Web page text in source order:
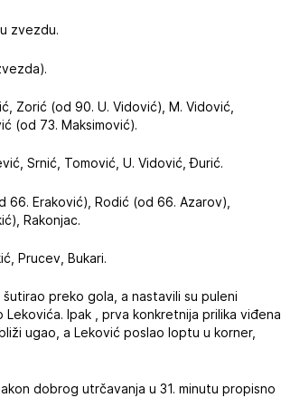
zvezdu.
Zorić (od 90. U. Vidović), M. Vidović,
(od 73. Maksimović).
Srnić, Tomović, U. Vidović, Đurić.
66. Eraković), Rodić (od 66. Azarov),
Rakonjac.
Prucev, Bukari.
preko gola, a nastavili su puleni
Ipak , prva konkretnija prilika viđena
ugao, a Leković poslao loptu u korner,
dobrog utrčavanja u 31. minutu propisno